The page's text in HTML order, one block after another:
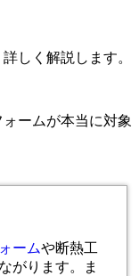
しく解説します。
ームが本当に対象
ームや断熱工
がります。ま